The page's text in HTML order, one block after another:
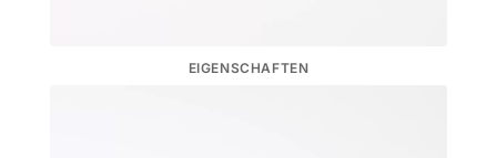
EIGENSCHAFTEN